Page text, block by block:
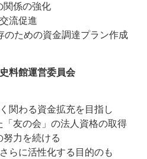
関係の強化
流促進
のための資金調達プラン作成
料館運営委員会
関わる資金拡充を目指し
友の会」の法人資格の取得
力を続ける
らに活性化する目的のも